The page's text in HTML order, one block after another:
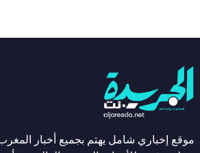
موقع إخباري شامل يهتم بجميع أخبار